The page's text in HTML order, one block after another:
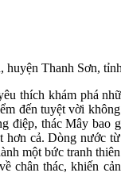
Thanh Sơn,
thích khám phá
đến tuyệt vời
điệp, thác Mây bao
hơn cả. Dòng nước
một bức tranh
chân thác, khiến